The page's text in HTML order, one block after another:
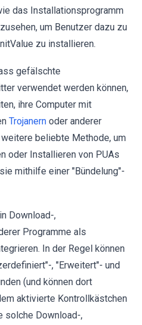
das Installationsprogramm
um Benutzer dazu zu
zu installieren.
gefälschte
verwendet werden können,
ihre Computer mit
Trojanern oder anderer
beliebte Methode, um
oder Installieren von PUAs
mithilfe einer "Bündelung"-
Download-,
Programme als
In der Regel können
, "Erweitert"- und
(und können dort
aktivierte Kontrollkästchen
solche Download-,